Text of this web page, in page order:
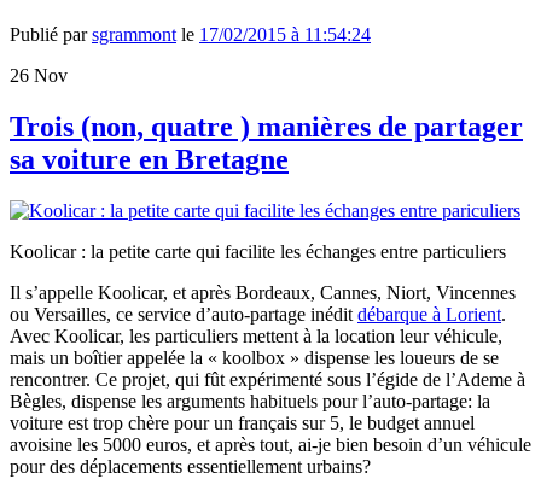
Publié parsgrammont le 17/02/2015 à 11:54:24
26 Nov
Trois (non, quatre ) manières de partager
sa voiture en Bretagne
Koolicar : la petite carte qui facilite les échanges entre particuliers
Il s’appelle Koolicar, et après Bordeaux, Cannes, Niort, Vincennes
ou Versailles, ce service d’auto-partage inédit débarque à Lorient.
Avec Koolicar, les particuliers mettent à la location leur véhicule,
mais un boîtier appelée la « koolbox » dispense les loueurs de se
rencontrer. Ce projet, qui fût expérimenté sous l’égide de l’Ademe à
Bègles, dispense les arguments habituels pour l’auto-partage: la
voiture est trop chère pour un français sur 5, le budget annuel
avoisine les 5000 euros, et après tout, ai-je bien besoin d’un véhicule
pour des déplacements essentiellement urbains?